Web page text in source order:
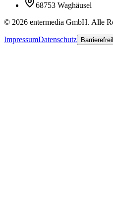
68753 Waghäusel
© 2026 entermedia GmbH. Alle
ImpressumDatenschutz